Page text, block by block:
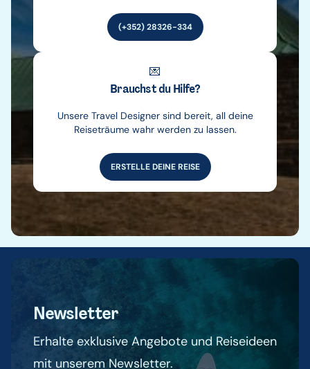
(+352) 28326-334
💌
Brauchst du Hilfe?
Unsere Travel Designer sind bereit, all deine
Reiseträume wahr werden zu lassen.
ERSTELLE DEINE REISE
Newsletter
Erhalte exklusive Angebote und Reiseideen
mit unserem Newsletter.